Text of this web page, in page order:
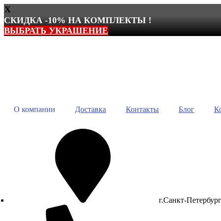
X
СКИДКА -10% НА КОМПЛЕКТЫ !
ВЫБРАТЬ УКРАШЕНИЕ
О компании Доставка Контакты Блог
г.Санкт-Петербург